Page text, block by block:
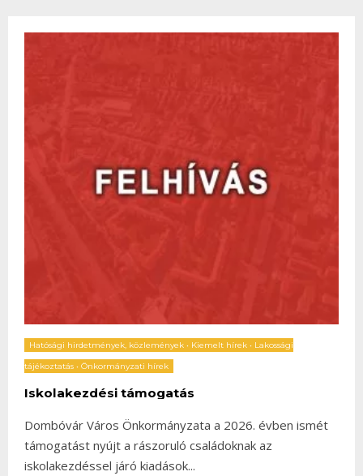
Hatósági hirdetmények, közlemények • Kiemelt hírek • Lakossági
tájékoztatás • Önkormányzati hírek
Iskolakezdési támogatás
Dombóvár Város Önkormányzata a 2026. évben ismét
támogatást nyújt a rászoruló családoknak az
iskolakezdéssel járó kiadások...